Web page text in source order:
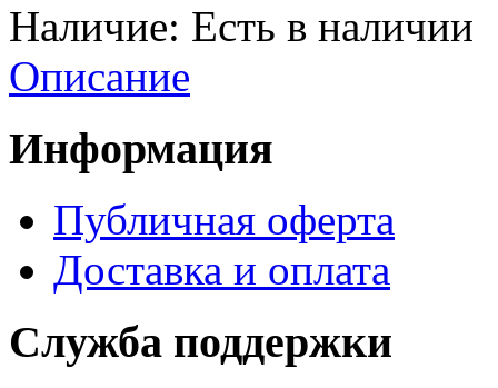
Наличие: Есть в наличии
Описание
Информация
Публичная оферта
Доставка и оплата
Служба поддержки